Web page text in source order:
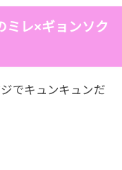
ミレ×ギョンソク
でキュンキュンだ